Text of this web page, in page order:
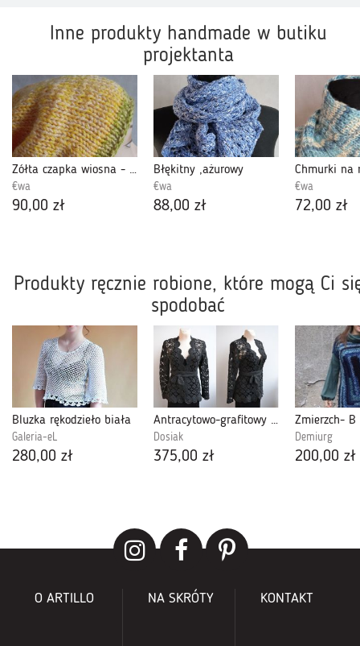
Inne produkty handmade w butiku
projektanta
Żółta czapka wiosna - jesień
€wa
90,00 zł
Błękitny ,ażurowy
€wa
88,00 zł
€wa
72,00 zł
Produkty ręcznie robione, które mogą Ci
spodobać
Bluzka rękodzieło biała
Galeria-eL
280,00 zł
Antracytowo-grafitowy kardigan
Dosiak
375,00 zł
Zmierzch- B
Demiurg
200,00 zł
O ARTILLO NA SKRÓTY KONTAKT